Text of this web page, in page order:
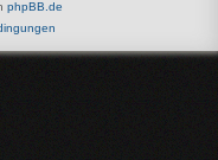
phpBB.de